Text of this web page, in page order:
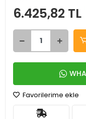
6.425,82 TL
Favorilerime ekle